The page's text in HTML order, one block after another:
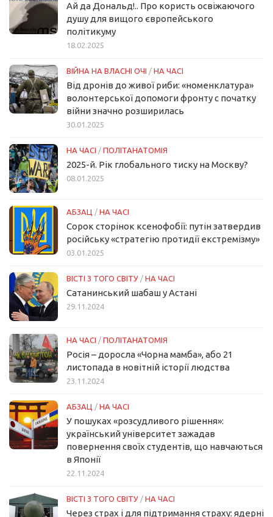
Ай да Дональд!.. Про користь освіжаючого
душу для вищого європейського
політикуму
18.02.2025
ВІЙНА НА ВЛАСНІ ОЧІ / НА ЧАСІ
Від дронів до живої риби: «номенклатура»
волонтерської допомоги фронту с початку
війни значно розширилась
30.01.2025
НА ЧАСІ / ПОЛІТАНАТОМІЯ
2025-й. Рік глобального тиску на Москву?
08.01.2025
АБЗАЦ / НА ЧАСІ
Сорок сторінок ксенофобії: путін затвердив
російську «стратегію протидії екстремізму»
03.01.2025
ВІСТІ З ТОГО СВІТУ / НА ЧАСІ
Сатанинський шабаш у Астані
29.11.2024
НА ЧАСІ / ПОЛІТАНАТОМІЯ
Росія – доросла «Чорна мамба», або 21
листопада в новітній історії людства
23.11.2024
АБЗАЦ / НА ЧАСІ
У пошуках «розсудливого рішення»:
український університет зажадав
повернення своїх студентів, що навчаються
в Японії
22.11.2024
ВІСТІ З ТОГО СВІТУ / НА ЧАСІ
Через страх і для підтримання страху: ядерні